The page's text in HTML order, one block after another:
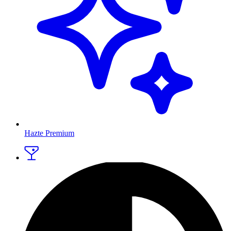
Hazte Premium